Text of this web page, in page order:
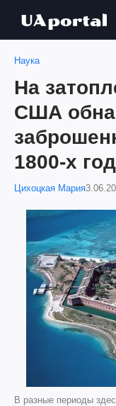
Наука
На
США
1800-х
Цихоцкая Мария
В разные периоды